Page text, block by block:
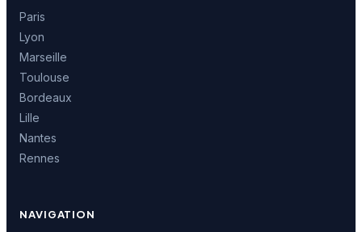
Paris
Lyon
Marseille
Toulouse
Bordeaux
Lille
Nantes
Rennes
NAVIGATION